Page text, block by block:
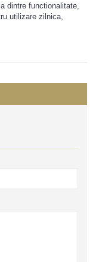
dintre functionalitate,
utilizare zilnica,